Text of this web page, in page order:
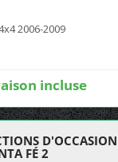
2006-2009
incluse
D'OCCASION
FÉ 2